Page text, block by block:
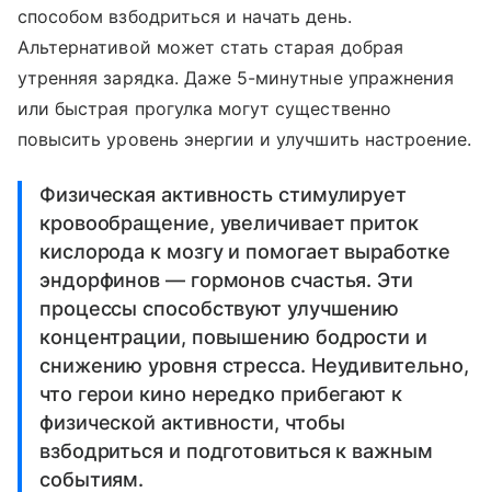
способом взбодриться и начать день.
Альтернативой может стать старая добрая
утренняя зарядка. Даже 5-минутные упражнения
или быстрая прогулка могут существенно
повысить уровень энергии и улучшить настроение.
Физическая активность стимулирует
кровообращение, увеличивает приток
кислорода к мозгу и помогает выработке
эндорфинов — гормонов счастья. Эти
процессы способствуют улучшению
концентрации, повышению бодрости и
снижению уровня стресса. Неудивительно,
что герои кино нередко прибегают к
физической активности, чтобы
взбодриться и подготовиться к важным
событиям.